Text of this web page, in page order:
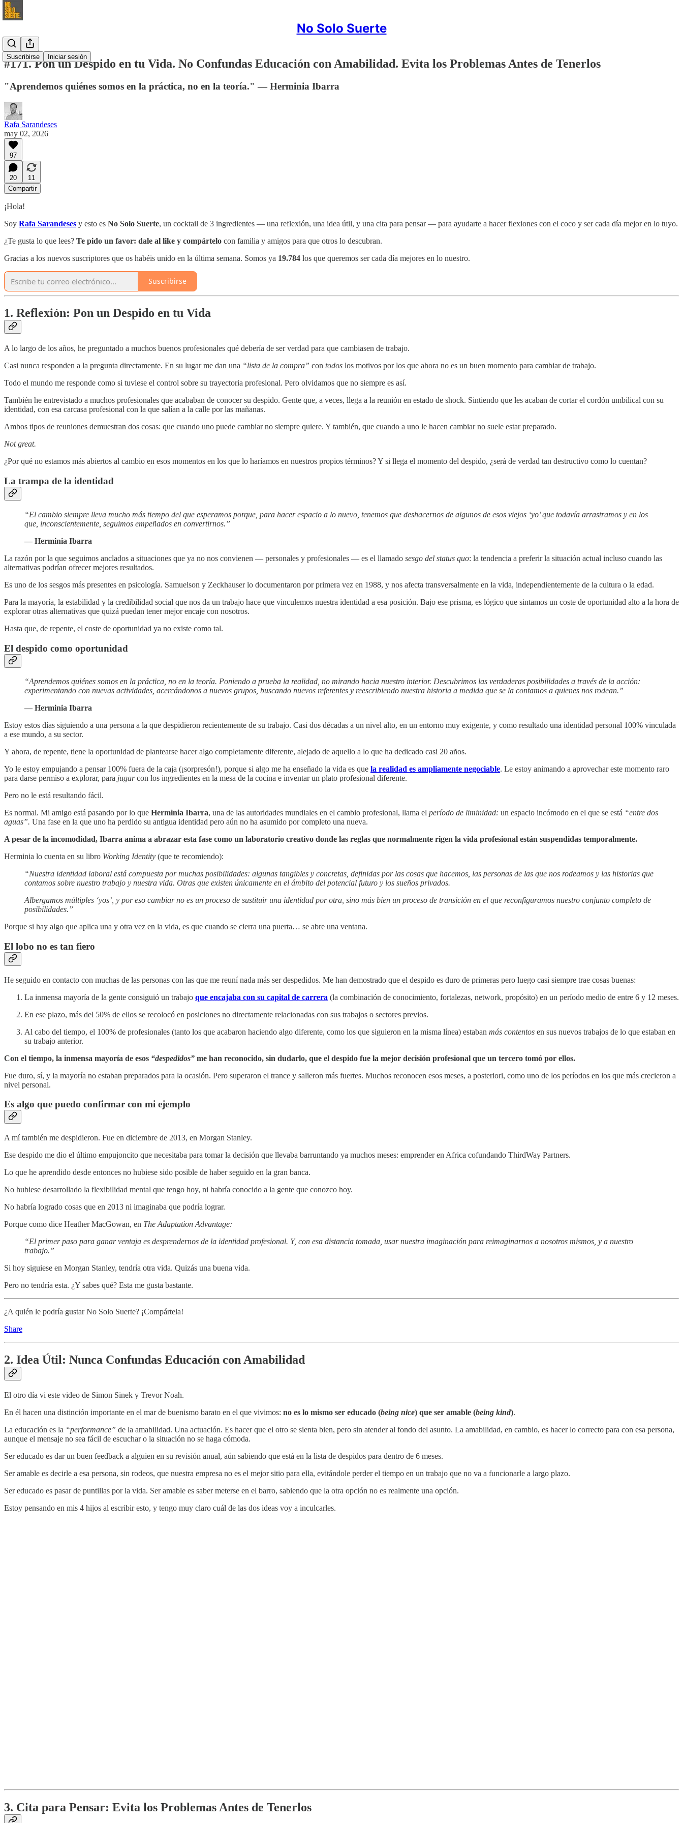
No Solo Suerte
Suscribirse Iniciar sesión
#171. Pon un Despido en tu Vida. No Confundas Educación con Amabilidad. Evita los Problemas Antes de Tenerlos
"Aprendemos quiénes somos en la práctica, no en la teoría." — Herminia Ibarra
Rafa Sarandeses
may 02, 2026
97
20
11
Compartir
¡Hola!
Soy Rafa Sarandeses y esto es No Solo Suerte, un cocktail de 3 ingredientes — una reflexión, una idea útil, y una cita para pensar — para ayudarte a hacer flexiones con el coco y ser cada día mejor en lo tuyo.
¿Te gusta lo que lees? Te pido un favor: dale al like y compártelo con familia y amigos para que otros lo descubran.
Gracias a los nuevos suscriptores que os habéis unido en la última semana. Somos ya 19.784 los que queremos ser cada día mejores en lo nuestro.
Suscribirse
1. Reflexión: Pon un Despido en tu Vida
A lo largo de los años, he preguntado a muchos buenos profesionales qué debería de ser verdad para que cambiasen de trabajo.
Casi nunca responden a la pregunta directamente. En su lugar me dan una “lista de la compra” con todos los motivos por los que ahora no es un buen momento para cambiar de trabajo.
Todo el mundo me responde como si tuviese el control sobre su trayectoria profesional. Pero olvidamos que no siempre es así.
También he entrevistado a muchos profesionales que acababan de conocer su despido. Gente que, a veces, llega a la reunión en estado de shock. Sintiendo que les acaban de cortar el cordón umbilical con su
identidad, con esa carcasa profesional con la que salían a la calle por las mañanas.
Ambos tipos de reuniones demuestran dos cosas: que cuando uno puede cambiar no siempre quiere. Y también, que cuando a uno le hacen cambiar no suele estar preparado.
Not great.
¿Por qué no estamos más abiertos al cambio en esos momentos en los que lo haríamos en nuestros propios términos? Y si llega el momento del despido, ¿será de verdad tan destructivo como lo cuentan?
La trampa de la identidad
“El cambio siempre lleva mucho más tiempo del que esperamos porque, para hacer espacio a lo nuevo, tenemos que deshacernos de algunos de esos viejos ‘yo’ que todavía arrastramos y en los
que, inconscientemente, seguimos empeñados en convertirnos.”
— Herminia Ibarra
La razón por la que seguimos anclados a situaciones que ya no nos convienen — personales y profesionales — es el llamado sesgo del status quo: la tendencia a preferir la situación actual incluso cuando las
alternativas podrían ofrecer mejores resultados.
Es uno de los sesgos más presentes en psicología. Samuelson y Zeckhauser lo documentaron por primera vez en 1988, y nos afecta transversalmente en la vida, independientemente de la cultura o la edad.
Para la mayoría, la estabilidad y la credibilidad social que nos da un trabajo hace que vinculemos nuestra identidad a esa posición. Bajo ese prisma, es lógico que sintamos un coste de oportunidad alto a la hora de
explorar otras alternativas que quizá puedan tener mejor encaje con nosotros.
Hasta que, de repente, el coste de oportunidad ya no existe como tal.
El despido como oportunidad
“Aprendemos quiénes somos en la práctica, no en la teoría. Poniendo a prueba la realidad, no mirando hacia nuestro interior. Descubrimos las verdaderas posibilidades a través de la acción:
experimentando con nuevas actividades, acercándonos a nuevos grupos, buscando nuevos referentes y reescribiendo nuestra historia a medida que se la contamos a quienes nos rodean.”
— Herminia Ibarra
Estoy estos días siguiendo a una persona a la que despidieron recientemente de su trabajo. Casi dos décadas a un nivel alto, en un entorno muy exigente, y como resultado una identidad personal 100% vinculada
a ese mundo, a su sector.
Y ahora, de repente, tiene la oportunidad de plantearse hacer algo completamente diferente, alejado de aquello a lo que ha dedicado casi 20 años.
Yo le estoy empujando a pensar 100% fuera de la caja (¡sorpresón!), porque si algo me ha enseñado la vida es que la realidad es ampliamente negociable. Le estoy animando a aprovechar este momento raro
para darse permiso a explorar, para jugarcon los ingredientes en la mesa de la cocina e inventar un plato profesional diferente.
Pero no le está resultando fácil.
Es normal. Mi amigo está pasando por lo que Herminia Ibarra, una de las autoridades mundiales en el cambio profesional, llama el período de liminidad: un espacio incómodo en el que se está “entre dos
aguas”. Una fase en la que uno ha perdido su antigua identidad pero aún no ha asumido por completo una nueva.
A pesar de la incomodidad, Ibarra anima a abrazar esta fase como un laboratorio creativo donde las reglas que normalmente rigen la vida profesional están suspendidas temporalmente.
Herminia lo cuenta en su libro Working Identity (que te recomiendo):
“Nuestra identidad laboral está compuesta por muchas posibilidades: algunas tangibles y concretas, definidas por las cosas que hacemos, las personas de las que nos rodeamos y las historias que
contamos sobre nuestro trabajo y nuestra vida. Otras que existen únicamente en el ámbito del potencial futuro y los sueños privados.
Albergamos múltiples ‘yos’, y por eso cambiar no es un proceso de sustituir una identidad por otra, sino más bien un proceso de transición en el que reconfiguramos nuestro conjunto completo de
posibilidades.”
Porque si hay algo que aplica una y otra vez en la vida, es que cuando se cierra una puerta… se abre una ventana.
El lobo no es tan fiero
He seguido en contacto con muchas de las personas con las que me reuní nada más ser despedidos. Me han demostrado que el despido es duro de primeras pero luego casi siempre trae cosas buenas:
La inmensa mayoría de la gente consiguió un trabajo que encajaba con su capital de carrera (la combinación de conocimiento, fortalezas, network, propósito) en un período medio de entre 6 y 12 meses.
En ese plazo, más del 50% de ellos se recolocó en posiciones no directamente relacionadas con sus trabajos o sectores previos.
Al cabo del tiempo, el 100% de profesionales (tanto los que acabaron haciendo algo diferente, como los que siguieron en la misma línea) estaban más contentos en sus nuevos trabajos de lo que estaban en
su trabajo anterior.
Con el tiempo, la inmensa mayoría de esos “despedidos” me han reconocido, sin dudarlo, que el despido fue la mejor decisión profesional que un tercero tomó por ellos.
Fue duro, sí, y la mayoría no estaban preparados para la ocasión. Pero superaron el trance y salieron más fuertes. Muchos reconocen esos meses, a posteriori, como uno de los períodos en los que más crecieron a
nivel personal.
Es algo que puedo confirmar con mi ejemplo
A mí también me despidieron. Fue en diciembre de 2013, en Morgan Stanley.
Ese despido me dio el último empujoncito que necesitaba para tomar la decisión que llevaba barruntando ya muchos meses: emprender en Africa cofundando ThirdWay Partners.
Lo que he aprendido desde entonces no hubiese sido posible de haber seguido en la gran banca.
No hubiese desarrollado la flexibilidad mental que tengo hoy, ni habría conocido a la gente que conozco hoy.
No habría logrado cosas que en 2013 ni imaginaba que podría lograr.
Porque como dice Heather MacGowan, en The Adaptation Advantage:
“El primer paso para ganar ventaja es desprendernos de la identidad profesional. Y, con esa distancia tomada, usar nuestra imaginación para reimaginarnos a nosotros mismos, y a nuestro
trabajo.”
Si hoy siguiese en Morgan Stanley, tendría otra vida. Quizás una buena vida.
Pero no tendría esta. ¿Y sabes qué? Esta me gusta bastante.
¿A quién le podría gustar No Solo Suerte? ¡Compártela!
Share
2. Idea Útil: Nunca Confundas Educación con Amabilidad
El otro día vi este video de Simon Sinek y Trevor Noah.
En él hacen una distinción importante en el mar de buenismo barato en el que vivimos: no es lo mismo ser educado (being nice) que ser amable (being kind).
La educación es la “performance” de la amabilidad. Una actuación. Es hacer que el otro se sienta bien, pero sin atender al fondo del asunto. La amabilidad, en cambio, es hacer lo correcto para con esa persona,
aunque el mensaje no sea fácil de escuchar o la situación no se haga cómoda.
Ser educado es dar un buen feedback a alguien en su revisión anual, aún sabiendo que está en la lista de despidos para dentro de 6 meses.
Ser amable es decirle a esa persona, sin rodeos, que nuestra empresa no es el mejor sitio para ella, evitándole perder el tiempo en un trabajo que no va a funcionarle a largo plazo.
Ser educado es pasar de puntillas por la vida. Ser amable es saber meterse en el barro, sabiendo que la otra opción no es realmente una opción.
Estoy pensando en mis 4 hijos al escribir esto, y tengo muy claro cuál de las dos ideas voy a inculcarles.
3. Cita para Pensar: Evita los Problemas Antes de Tenerlos